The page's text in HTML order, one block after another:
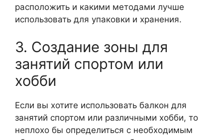
расположить и какими методами лучше
использовать для упаковки и хранения.
3. Создание зоны для
занятий спортом или
хобби
Если вы хотите использовать балкон для
занятий спортом или различными хобби, то
неплохо бы определиться с необходимым